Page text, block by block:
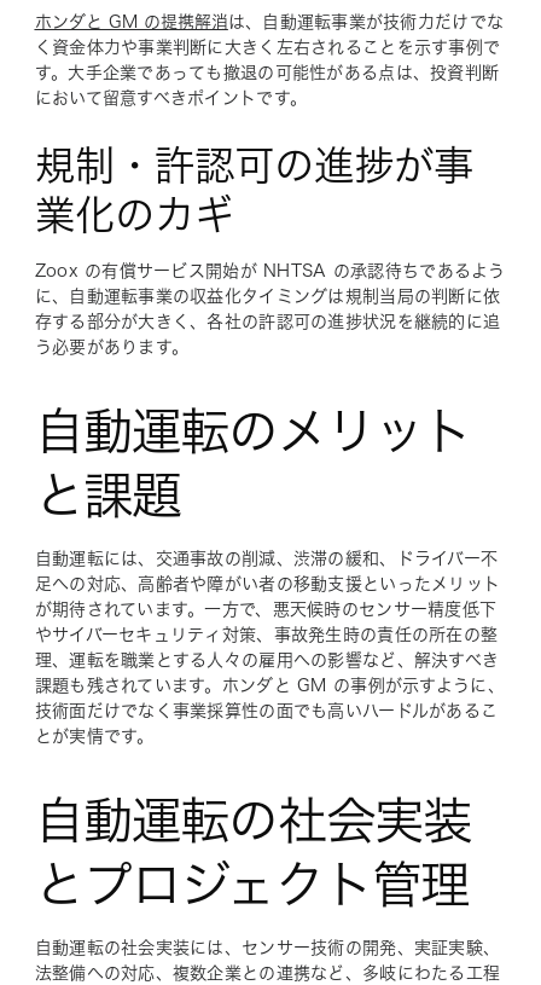
ホンダと GM の提携解消は、自動運転事業が技術力だけでな
く資金体力や事業判断に大きく左右されることを示す事例で
す。大手企業であっても撤退の可能性がある点は、投資判断
において留意すべきポイントです。
規制・許認可の進捗が事
業化のカギ
Zoox の有償サービス開始が NHTSA の承認待ちであるよう
に、自動運転事業の収益化タイミングは規制当局の判断に依
存する部分が大きく、各社の許認可の進捗状況を継続的に追
う必要があります。
自動運転のメリット
と課題
自動運転には、交通事故の削減、渋滞の緩和、ドライバー不
足への対応、高齢者や障がい者の移動支援といったメリット
が期待されています。一方で、悪天候時のセンサー精度低下
やサイバーセキュリティ対策、事故発生時の責任の所在の整
理、運転を職業とする人々の雇用への影響など、解決すべき
課題も残されています。ホンダと GM の事例が示すように、
技術面だけでなく事業採算性の面でも高いハードルがあるこ
とが実情です。
自動運転の社会実装
とプロジェクト管理
自動運転の社会実装には、センサー技術の開発、実証実験、
法整備への対応、複数企業との連携など、多岐にわたる工程